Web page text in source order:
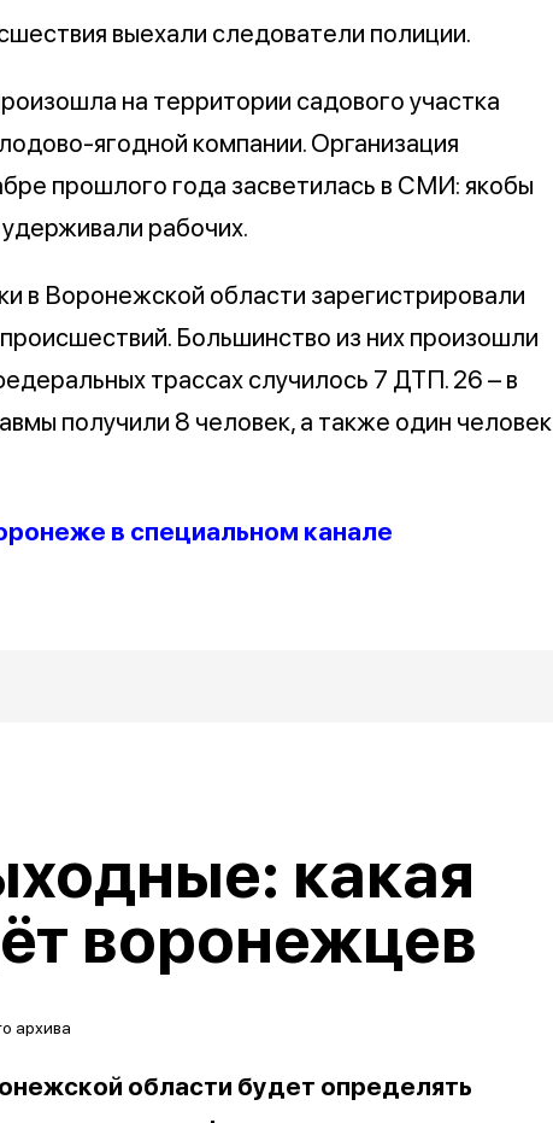
выехали следователи полиции.
на территории садового участка
ягодной компании. Организация
прошлого года засветилась в СМИ: якобы
рабочих.
в Воронежской области зарегистрировали
Большинство из них произошли
трассах случилось 7 ДТП. 26 – в
получили 8 человек, а также один человек
в специальном канале
какая
воронежцев
области будет определять